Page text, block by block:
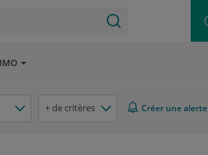
+ de critères Créer une alerte